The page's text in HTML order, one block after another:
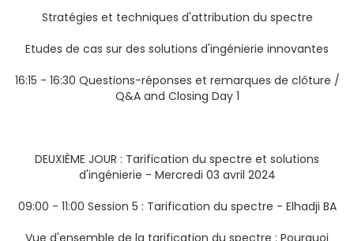
Stratégies et techniques d'attribution du spectre
Etudes de cas sur des solutions d'ingénierie innovantes
16:15 - 16:30 Questions-réponses et remarques de clôture /
Q&A and Closing Day 1
DEUXIÈME JOUR : Tarification du spectre et solutions
d'ingénierie - Mercredi 03 avril 2024
09:00 - 11:00 Session 5 : Tarification du spectre - Elhadji BA